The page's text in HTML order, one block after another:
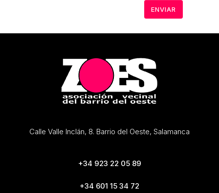
Calle Valle Inclán, 8. Barrio del Oeste, Salamanca
+34 923 22 05 89
+34 601 15 34 72